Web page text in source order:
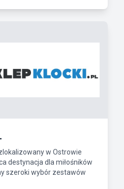
zlokalizowany w Ostrowie
destynacja dla miłośników
szeroki wybór zestawów